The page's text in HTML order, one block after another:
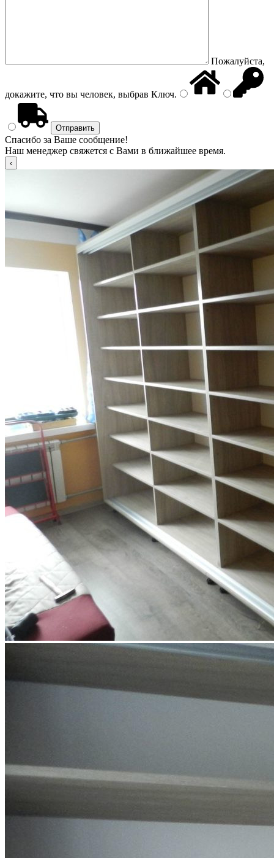
Пожалуйста,
докажите, что вы человек, выбрав Ключ.
Спасибо за Ваше сообщение!
Наш менеджер свяжется с Вами в ближайшее время.